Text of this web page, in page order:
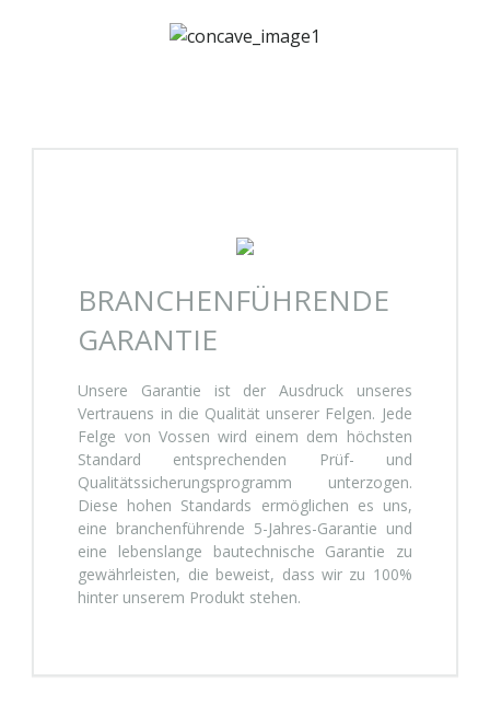
BRANCHENFÜHRENDE
GARANTIE
Unsere Garantie ist der Ausdruck unseres
Vertrauens in die Qualität unserer Felgen. Jede
Felge von Vossen wird einem dem höchsten
Standard entsprechenden Prüf- und
Qualitätssicherungsprogramm unterzogen.
Diese hohen Standards ermöglichen es uns,
eine branchenführende 5-Jahres-Garantie und
eine lebenslange bautechnische Garantie zu
gewährleisten, die beweist, dass wir zu 100%
hinter unserem Produkt stehen.